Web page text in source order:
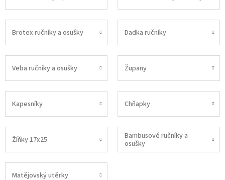
Brotex ručníky a osušky Dadka ručníky
Veba ručníky a osušky Župany
Kapesníky Chňapky
Žíňky 17x25
Bambusové ručníky a
osušky
Matějovský utěrky